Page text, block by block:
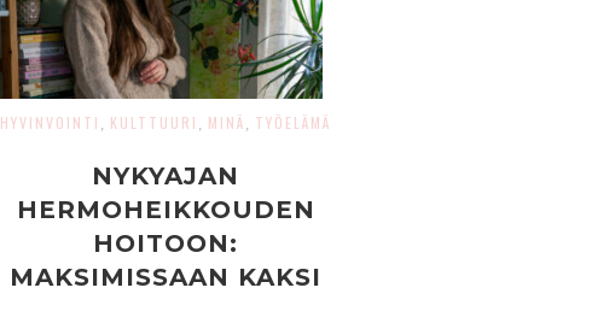
HYVINVOINTI , KULTTUURI , MINÄ , TYÖELÄMÄ
NYKYAJAN
HERMOHEIKKOUDEN
HOITOON:
MAKSIMISSAAN KAKSI